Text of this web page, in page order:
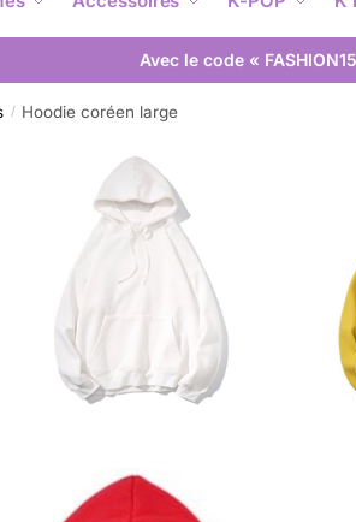
Avec le code «
/ Hoodie coréen large